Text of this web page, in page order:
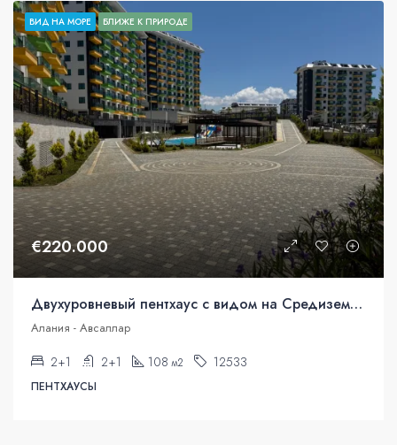
ВИД НА МОРЕ БЛИЖЕ К ПРИРОДЕ
€220.000
Двухуровневый пентхаус с видом на Средиземное море в Аланье, Авсаллар.
Алания - Авсаллар
2+1 2+1 108 м2 12533
ПЕНТХАУСЫ